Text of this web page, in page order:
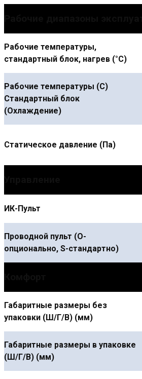
Рабочие температуры,
стандартный блок, нагрев (°С)
Рабочие температуры (С)
Стандартный блок
(Охлаждение)
Статическое давление (Па)
ИК-Пульт
Проводной пульт (О-
опционально, S-стандартно)
Габаритные размеры без
упаковки (Ш/Г/В) (мм)
Габаритные размеры в упаковке
(Ш/Г/В) (мм)